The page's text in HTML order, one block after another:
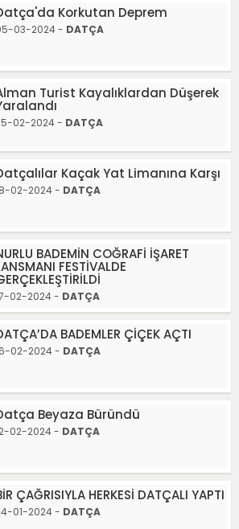
Korkutan Deprem
03-2024 - DATÇA
Turist Kayalıklardan Düşerek
02-2024 - DATÇA
Kaçak Yat Limanına Karşı
02-2024 - DATÇA
BADEMİN COĞRAFİ İŞARET
FESTİVALDE
02-2024 - DATÇA
BADEMLER ÇİÇEK AÇTI
02-2024 - DATÇA
Beyaza Büründü
02-2024 - DATÇA
ÇAĞRISIYLA HERKESİ DATÇALI YAPTI
01-2024 - DATÇA